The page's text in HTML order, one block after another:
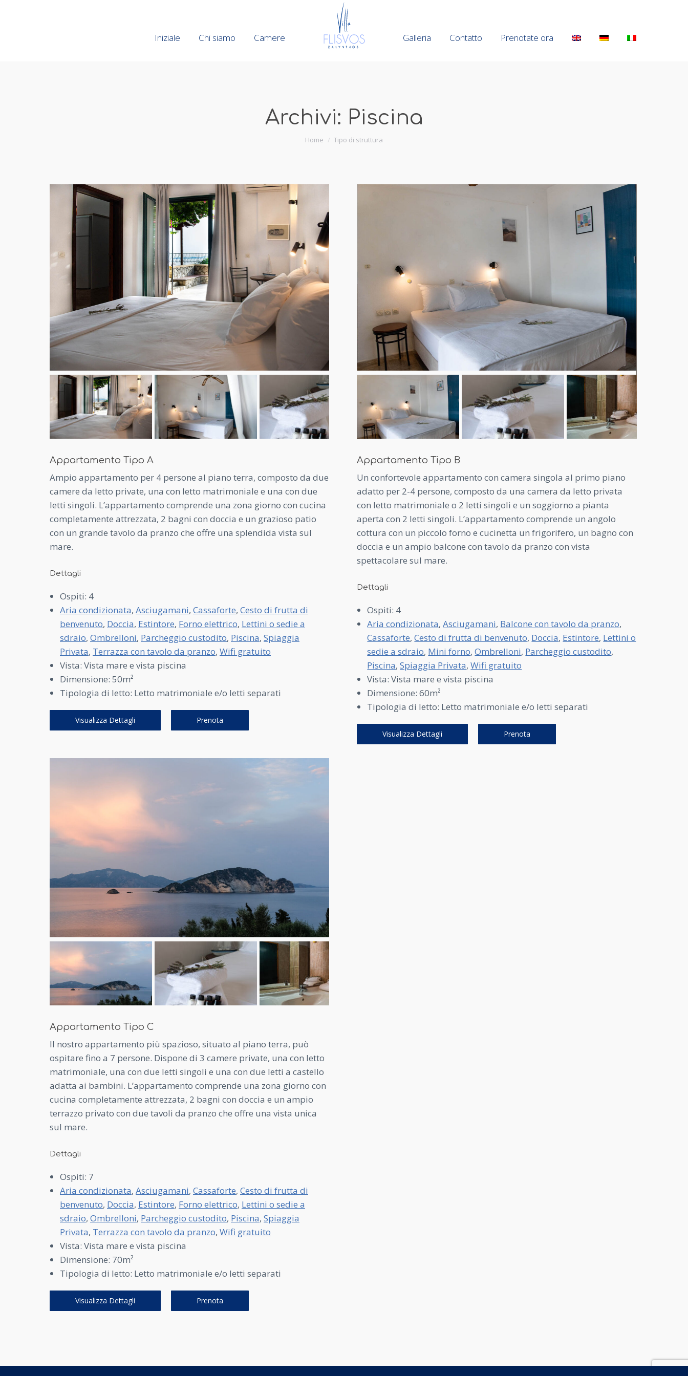
Iniziale Chi siamo Camere Galleria Contatto Prenotate ora
Archivi: Piscina
Tu sei qui:
Home Tipo di struttura
Appartamento Tipo A
Ampio appartamento per 4 persone al piano terra, composto da due
camere da letto private, una con letto matrimoniale e una con due
letti singoli. L’appartamento comprende una zona giorno con cucina
completamente attrezzata, 2 bagni con doccia e un grazioso patio
con un grande tavolo da pranzo che offre una splendida vista sul
mare.
Dettagli
Ospiti: 4
Aria condizionata, Asciugamani, Cassaforte, Cesto di frutta di
benvenuto, Doccia, Estintore, Forno elettrico, Lettini o sedie a
sdraio, Ombrelloni, Parcheggio custodito, Piscina, Spiaggia
Privata, Terrazza con tavolo da pranzo, Wifi gratuito
Vista: Vista mare e vista piscina
Dimensione: 50m²
Tipologia di letto: Letto matrimoniale e/o letti separati
Visualizza Dettagli Prenota
Appartamento Tipo B
Un confortevole appartamento con camera singola al primo piano
adatto per 2-4 persone, composto da una camera da letto privata
con letto matrimoniale o 2 letti singoli e un soggiorno a pianta
aperta con 2 letti singoli. L’appartamento comprende un angolo
cottura con un piccolo forno e cucinetta un frigorifero, un bagno con
doccia e un ampio balcone con tavolo da pranzo con vista
spettacolare sul mare.
Dettagli
Ospiti: 4
Aria condizionata,Asciugamani, Balcone con tavolo da pranzo,
Cassaforte,Cesto di frutta di benvenuto, Doccia, Estintore, Lettini o
sedie a sdraio, Mini forno,Ombrelloni, Parcheggio custodito,
Piscina,Spiaggia Privata,Wifi gratuito
Vista: Vista mare e vista piscina
Dimensione: 60m²
Tipologia di letto: Letto matrimoniale e/o letti separati
Visualizza Dettagli Prenota
Appartamento Tipo C
Il nostro appartamento più spazioso, situato al piano terra, può
ospitare fino a 7 persone. Dispone di 3 camere private, una con letto
matrimoniale, una con due letti singoli e una con due letti a castello
adatta ai bambini. L’appartamento comprende una zona giorno con
cucina completamente attrezzata, 2 bagni con doccia e un ampio
terrazzo privato con due tavoli da pranzo che offre una vista unica
sul mare.
Dettagli
Ospiti: 7
Aria condizionata, Asciugamani, Cassaforte, Cesto di frutta di
benvenuto, Doccia, Estintore, Forno elettrico, Lettini o sedie a
sdraio, Ombrelloni, Parcheggio custodito, Piscina, Spiaggia
Privata, Terrazza con tavolo da pranzo, Wifi gratuito
Vista: Vista mare e vista piscina
Dimensione: 70m²
Tipologia di letto: Letto matrimoniale e/o letti separati
Visualizza Dettagli Prenota
Iniziale Chi siamo Camere Galleria Contatto Prenotate ora